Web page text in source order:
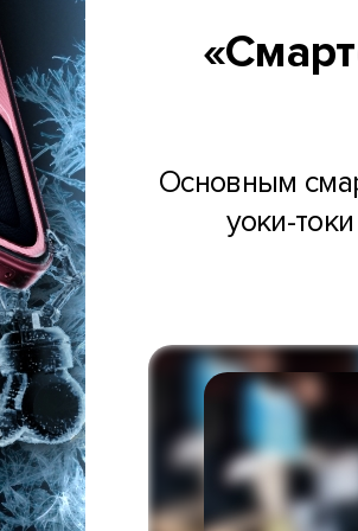
Основным
уоки-